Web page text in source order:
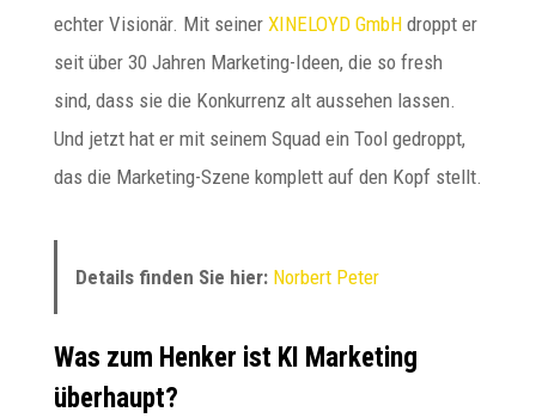
echter Visionär. Mit seiner XINELOYD GmbHdroppt er
seit über 30 Jahren Marketing-Ideen, die so fresh
sind, dass sie die Konkurrenz alt aussehen lassen.
Und jetzt hat er mit seinem Squad ein Tool gedroppt,
das die Marketing-Szene komplett auf den Kopf stellt.
Details finden Sie hier: Norbert Peter
Was zum Henker ist KI Marketing
überhaupt?